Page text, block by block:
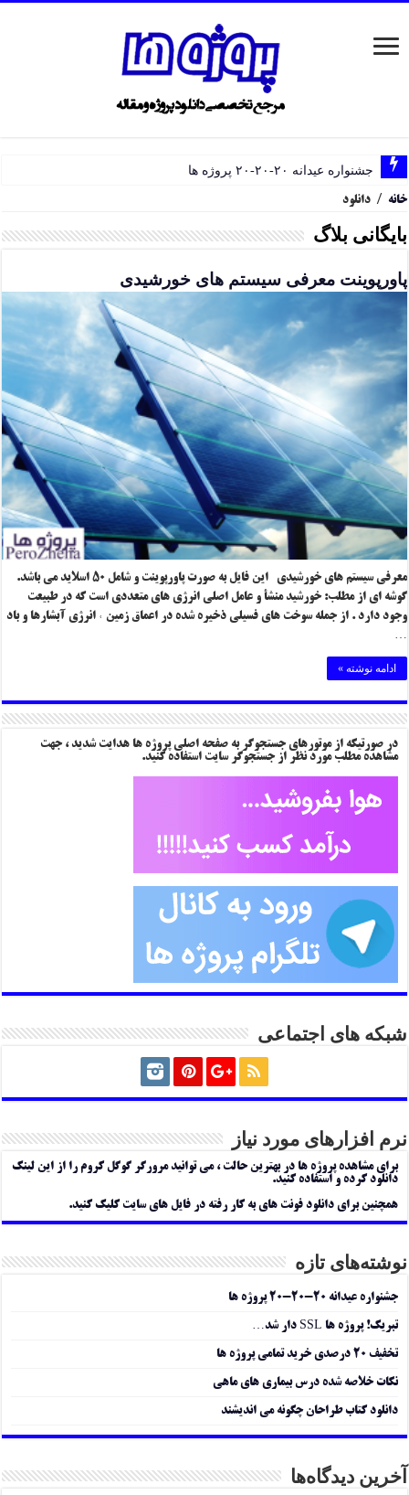
جشنواره عیدانه ۲۰-۲۰-۲۰ پروژه ها
خانه / دانلود
بایگانی بلاگ
پاورپوینت معرفی سیستم های خورشیدی
معرفی سیستم های خورشیدی این فایل به صورت پاورپوینت و شامل ۵۰ اسلاید می باشد.
گوشه ای از مطلب: خورشید منشأ و عامل اصلی انرژی های متعددی است که در طبیعت
وجود دارد . از جمله سوخت های فسیلی ذخیره شده در اعماق زمین ˓ انرژی آبشارها و باد
…
ادامه نوشته »
در صورتیکه از موتورهای جستجوگر به صفحه اصلی پروژه ها هدایت شدید ، جهت
مشاهده مطلب مورد نظر از جستجوگر سایت استفاده کنید.
شبکه های اجتماعی
نرم افزارهای مورد نیاز
برای مشاهده پروژه ها در بهترین حالت ، می توانید مرورگر گوگل کروم را از این لینک
دانلود کرده و استفاده کنید.
همچنین برای دانلود فونت های به کار رفته در فایل های سایت کلیک کنید.
نوشته‌های تازه
جشنواره عیدانه ۲۰-۲۰-۲۰ پروژه ها
تبریک! پروژه ها SSL دار شد…
تخفیف ۲۰ درصدی خرید تمامی پروژه ها
نکات خلاصه شده درس بیماری های ماهی
دانلود کتاب طراحان چگونه می اندیشند
آخرین دیدگاه‌ها